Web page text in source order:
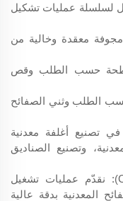
لسلسلة عمليات تشكيل
معقدة وخالية من
حسب الطلب وقص
الطلب وثني الصفائح
تصنيع أغلفة معدنية
وتصنيع الصناديق
التشغيل الآلي باستخدام الحاسب (CNC): نقدّم عمليات تشغيل
المعدنية بدقة عالية